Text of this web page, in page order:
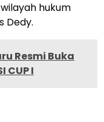
hukum
Dedy.
Resmi Buka
CUP I